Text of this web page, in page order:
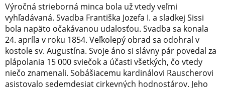
Výročná strieborná minca bola už vtedy veľmi
vyhľadávaná. Svadba Františka Jozefa I. a sladkej Sissi
bola napäto očakávanou udalosťou. Svadba sa konala
24. apríla v roku 1854. Veľkolepý obrad sa odohral v
kostole sv. Augustína. Svoje áno si slávny pár povedal za
plápolania 15 000 sviečok a účasti všetkých, čo vtedy
niečo znamenali. Sobášiacemu kardinálovi Rauscherovi
asistovalo sedemdesiat cirkevných hodnostárov. Jeho